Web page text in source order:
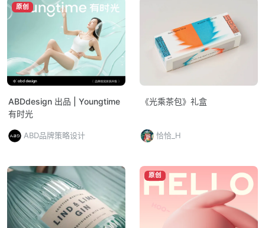
原创
ABDdesign 出品 | Youngtime
有时光
ABD品牌策略设计
《光乘茶包》礼盒
恰恰_H
原创